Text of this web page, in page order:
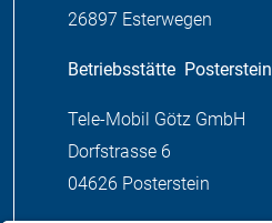
26897 Esterwegen
Betriebsstätte Posterstein
Tele-Mobil Götz GmbH
Dorfstrasse 6
04626 Posterstein